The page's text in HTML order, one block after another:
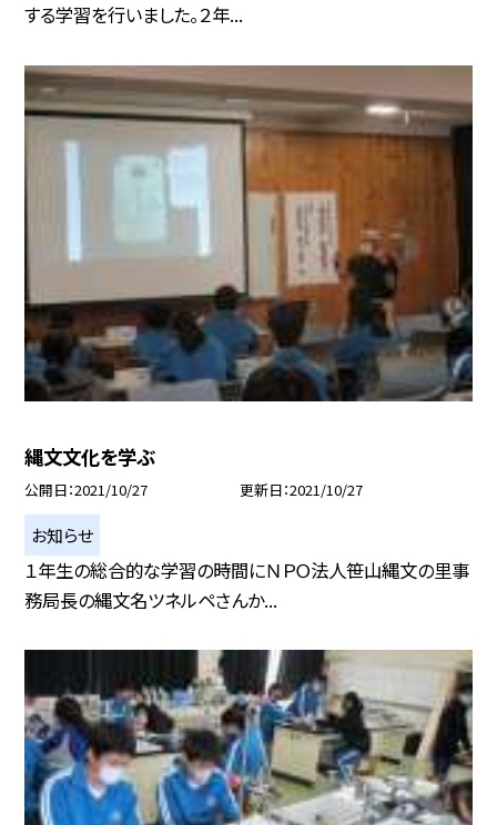
する学習を行いました。２年...
縄文文化を学ぶ
公開日 2021/10/27 更新日 2021/10/27
お知らせ
１年生の総合的な学習の時間にＮＰＯ法人笹山縄文の里事
務局長の縄文名ツネルペさんか...